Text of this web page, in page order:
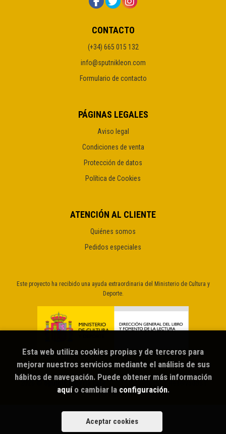
CONTACTO
(+34) 665 015 132
info@sputnikleon.com
Formulario de contacto
PÁGINAS LEGALES
Aviso legal
Condiciones de venta
Protección de datos
Política de Cookies
ATENCIÓN AL CLIENTE
Quiénes somos
Pedidos especiales
Este proyecto ha recibido una ayuda extraordinaria del Ministerio de Cultura y
Deporte.
Sputnik librería café
Grupo Trevenque
Esta web utiliza cookies propias y de terceros para
mejorar nuestros servicios mediante el análisis de sus
hábitos de navegación. Puede obtener más información
aquío cambiar la configuración.
Aceptar cookies